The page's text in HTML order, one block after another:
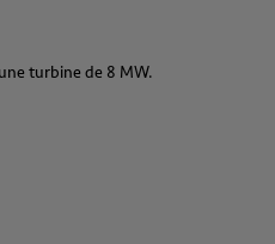
turbine de 8 MW.